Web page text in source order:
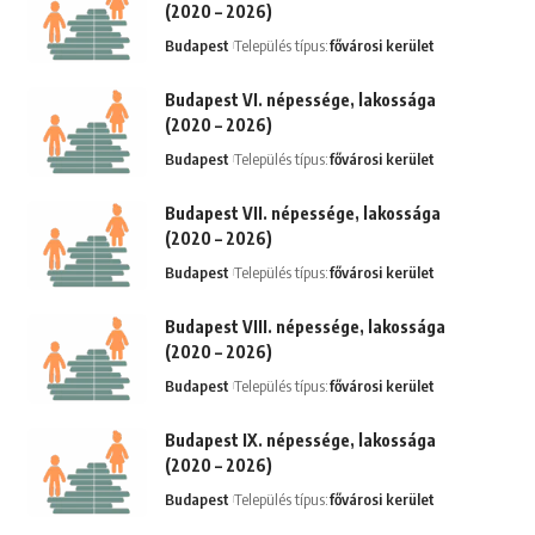
(2020 – 2026)
Budapest Település típus:fővárosi kerület
Budapest VI. népessége, lakossága
(2020 – 2026)
Budapest Település típus:fővárosi kerület
Budapest VII. népessége, lakossága
(2020 – 2026)
Budapest Település típus:fővárosi kerület
Budapest VIII. népessége, lakossága
(2020 – 2026)
Budapest Település típus:fővárosi kerület
Budapest IX. népessége, lakossága
(2020 – 2026)
Budapest Település típus:fővárosi kerület